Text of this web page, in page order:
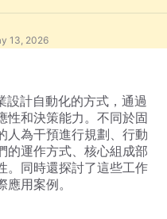
13, 2026
設計自動化的方式，通過
性和決策能力。不同於固
人為干預進行規劃、行動
的運作方式、核心組成部
。同時還探討了這些工作
用案例。